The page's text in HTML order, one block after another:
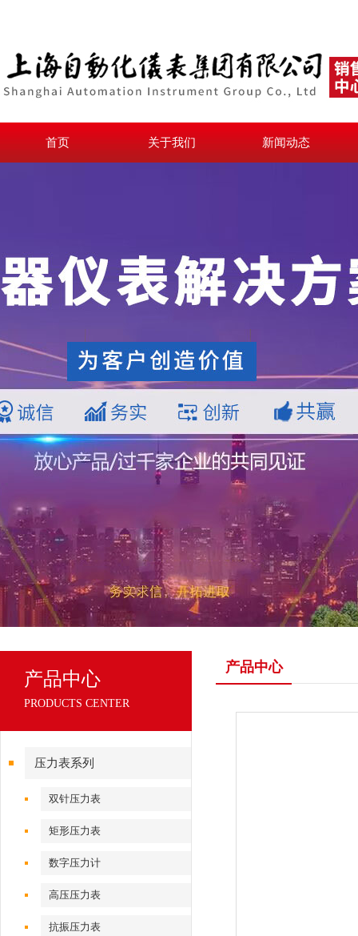
首页 关于我们 新闻动态
产品中心
PRODUCTS CENTER
压力表系列
双针压力表
矩形压力表
数字压力计
高压压力表
抗振压力表
产品中心